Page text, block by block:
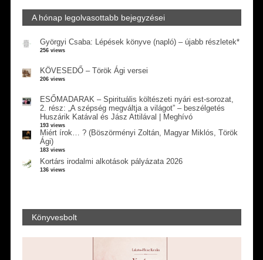
A hónap legolvasottabb bejegyzései
Györgyi Csaba: Lépések könyve (napló) – újabb részletek*
256 views
KÖVESEDŐ – Török Ági versei
206 views
ESŐMADARAK – Spirituális költészeti nyári est-sorozat,
2. rész: „A szépség megváltja a világot” – beszélgetés
Huszárik Katával és Jász Attilával | Meghívó
193 views
Miért írok… ? (Böszörményi Zoltán, Magyar Miklós, Török
Ági)
183 views
Kortárs irodalmi alkotások pályázata 2026
136 views
Könyvesbolt